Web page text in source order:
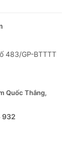
483/GP-BTTTT
Quốc Thắng,
932